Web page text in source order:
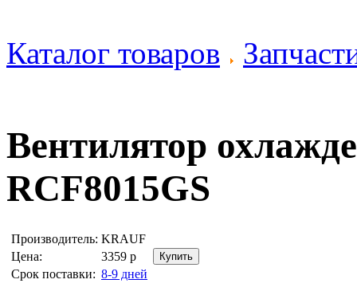
Каталог товаров
Вентилятор
RCF8015GS
Производитель: KRAUF
Цена:
3359 р
Срок поставки: 8-9 дней